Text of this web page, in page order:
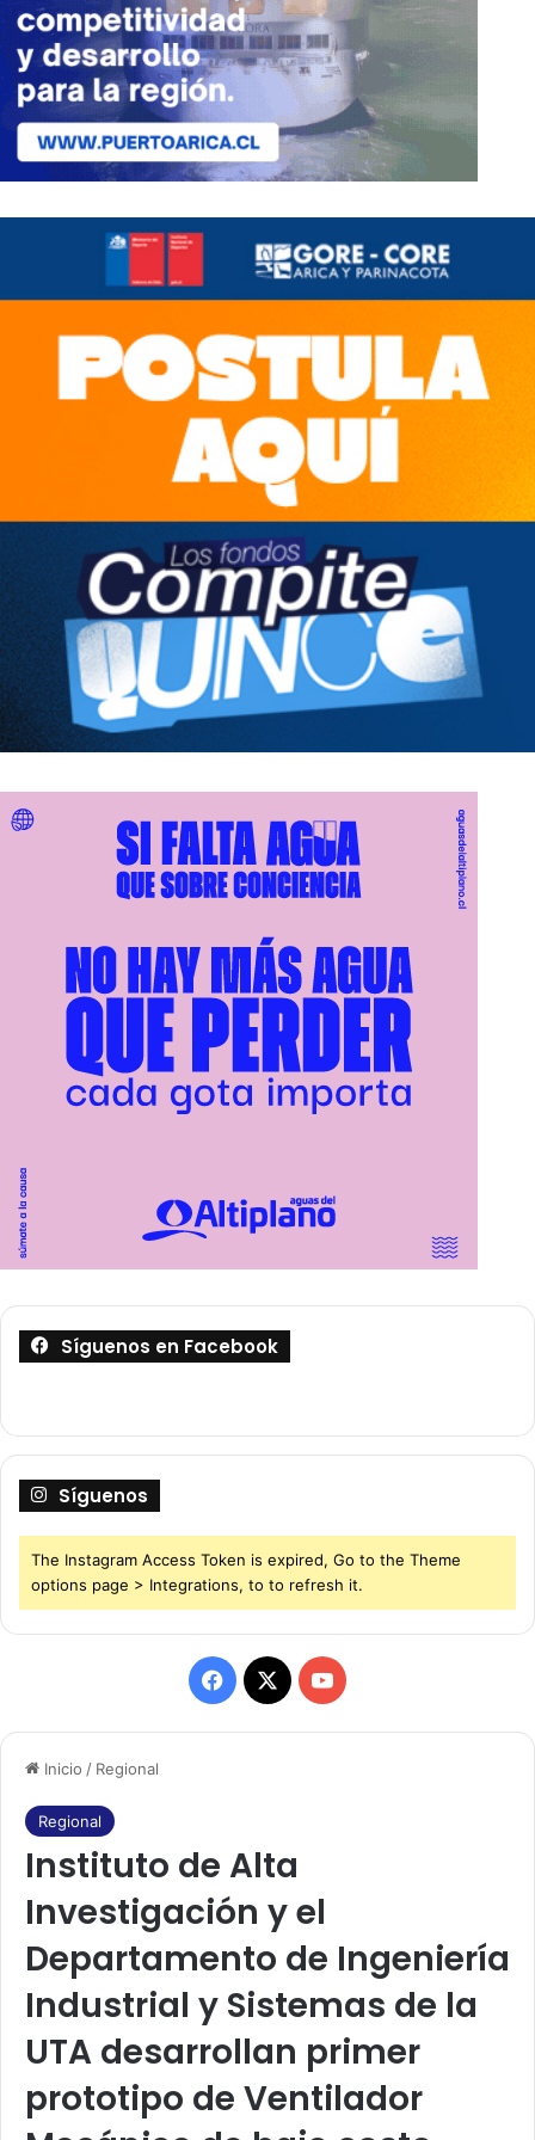
Inicio / Regional
Regional
Instituto de Alta
Investigación y el
Departamento de Ingeniería
Industrial y Sistemas de la
UTA desarrollan primer
prototipo de Ventilador
Síguenos en Facebook
Síguenos
The Instagram Access Token is expired, Go to the Theme
options page > Integrations, to to refresh it.
F
a
b
o
o
k
X
Y
o
e